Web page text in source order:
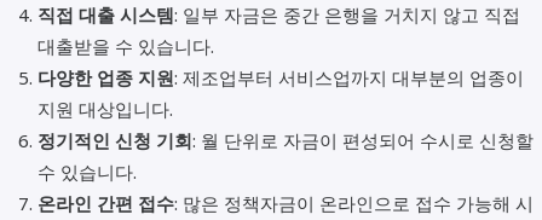
직접 대출 시스템: 일부 자금은 중간 은행을 거치지 않고 직접
대출받을 수 있습니다.
다양한 업종 지원: 제조업부터 서비스업까지 대부분의 업종이
지원 대상입니다.
정기적인 신청 기회: 월 단위로 자금이 편성되어 수시로 신청할
수 있습니다.
온라인 간편 접수: 많은 정책자금이 온라인으로 접수 가능해 시